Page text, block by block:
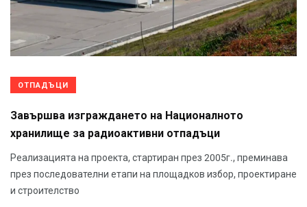
ОТПАДЪЦИ
Завършва изграждането на Националното
хранилище за радиоактивни отпадъци
Реализацията на проекта, стартиран през 2005г., преминава
през последователни етапи на площадков избор, проектиране
и строителство